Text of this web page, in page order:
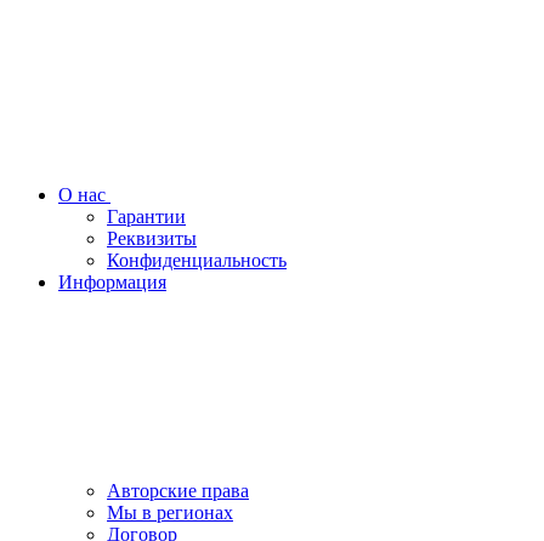
О нас
Гарантии
Реквизиты
Конфиденциальность
Информация
Авторские права
Мы в регионах
Договор